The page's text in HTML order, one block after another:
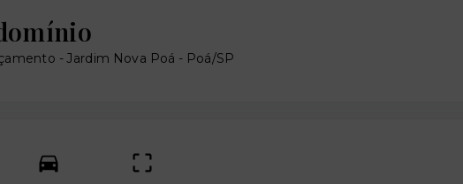
-Jardim Nova Poá - Poá/SP